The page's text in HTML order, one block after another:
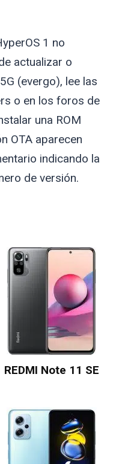
1 no
actualizar o
(evergo), lee las
o en los foros de
una ROM
OTA aparecen
indicando la
de versión.
REDMI Note 11 SE